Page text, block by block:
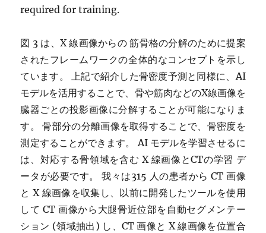
required for training.
図 3 は、X 線画像からの 筋骨格の分解のために提案
されたフレームワークの全体的なコンセプトを示し
ています。 上記で紹介した骨密度予測と同様に、AI
モデルを活用することで、骨や筋肉などのX線画像を
臓器ごとの投影画像に分解することが可能になりま
す。 骨部分の分離画像を取得することで、骨密度を
測定することができます。 AI モデルを学習させるに
は、対応する骨領域を含む X 線画像とCTの学習 デ
ータが必要です。 我々は315 人の患者から CT 画像
と X 線画像を収集し、以前に開発したツールを使用
して CT 画像から大腿骨近位部を自動セグメンテー
ション (領域抽出) し、CT 画像と X 線画像を位置合